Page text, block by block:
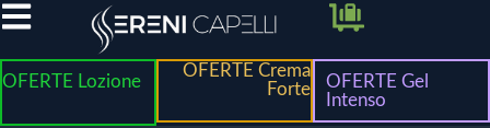
OFERTE Lozione
OFERTE Crema
Forte
OFERTE Gel
Intenso